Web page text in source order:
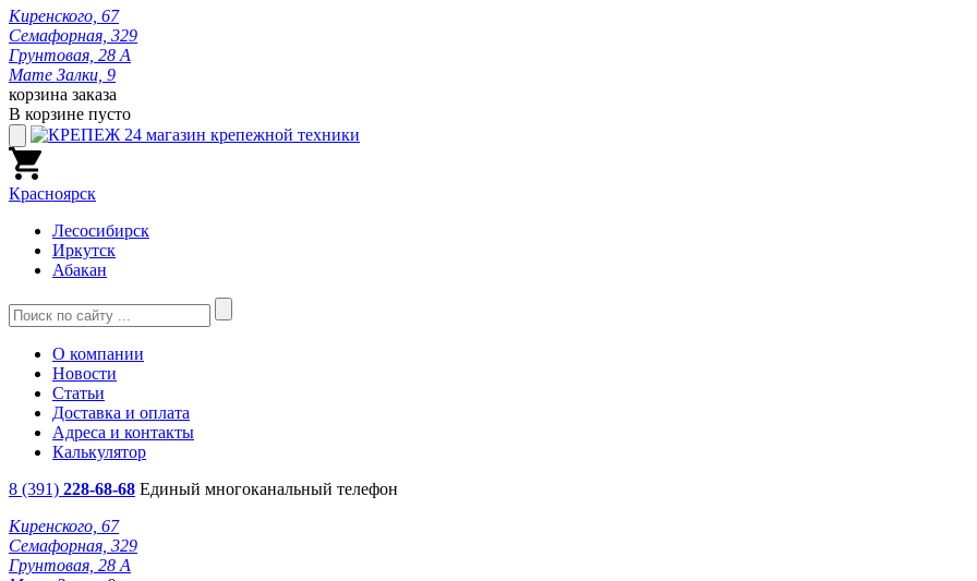
Киренского, 67
Семафорная, 329
Грунтовая, 28 А
Мате Залки, 9
корзина заказа
В корзине пусто
Красноярск
Лесосибирск
Иркутск
Абакан
О компании
Новости
Статьи
Доставка и оплата
Адреса и контакты
Калькулятор
8 (391) 228-68-68 Единый многоканальный телефон
Киренского, 67
Семафорная, 329
Грунтовая, 28 А